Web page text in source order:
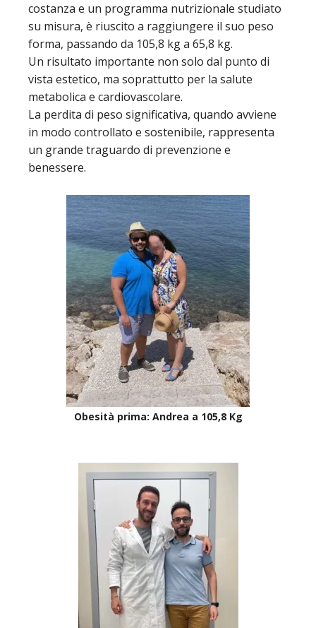
costanza e un programma nutrizionale studiato
su misura, è riuscito a raggiungere il suo peso
forma, passando da 105,8 kg a 65,8 kg.
Un risultato importante non solo dal punto di
vista estetico, ma soprattutto per la salute
metabolica e cardiovascolare.
La perdita di peso significativa, quando avviene
in modo controllato e sostenibile, rappresenta
un grande traguardo di prevenzione e
benessere.
Obesità prima: Andrea a 105,8 Kg